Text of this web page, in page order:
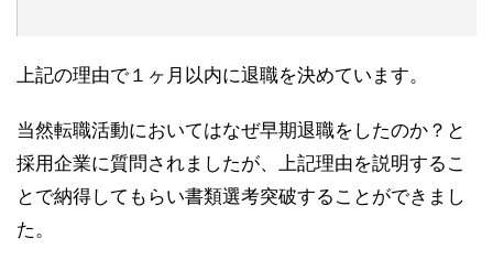
上記の理由で１ヶ月以内に退職を決めています。
当然転職活動においてはなぜ早期退職をしたのか？と
採用企業に質問されましたが、上記理由を説明するこ
とで納得してもらい書類選考突破することができまし
た。